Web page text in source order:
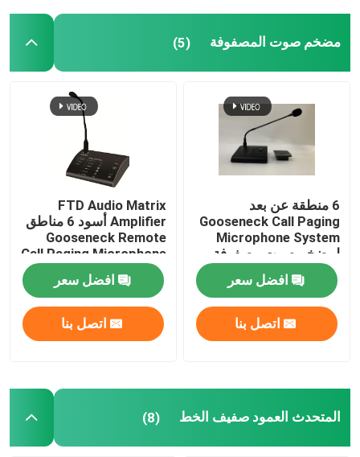
مضخم صوت المصفوفة (5)
6 منطقة عن بعد
Gooseneck Call Paging
Microphone System
لمضخم صوت مصفوفة
افضل سعر
اتصل بنا
FTD Audio Matrix
Amplifier أسود 6 مناطق
Gooseneck Remote
Call Paging Microphone
أسود
افضل سعر
اتصل بنا
المتحدث العمود صفيف الخط (8)